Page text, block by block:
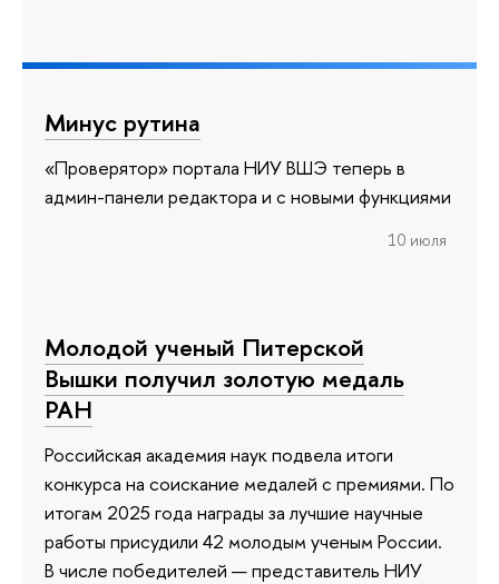
Минус рутина
«Проверятор» портала НИУ ВШЭ теперь в
админ-панели редактора и с новыми функциями
10 июля
Молодой ученый Питерской
Вышки получил золотую медаль
РАН
Российская академия наук подвела итоги
конкурса на соискание медалей с премиями. По
итогам 2025 года награды за лучшие научные
работы присудили 42 молодым ученым России.
В числе победителей — представитель НИУ